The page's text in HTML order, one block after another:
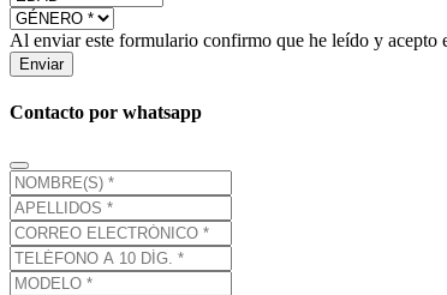
Al enviar este formulario confirmo que he leído y acepto
Enviar
Contacto por whatsapp